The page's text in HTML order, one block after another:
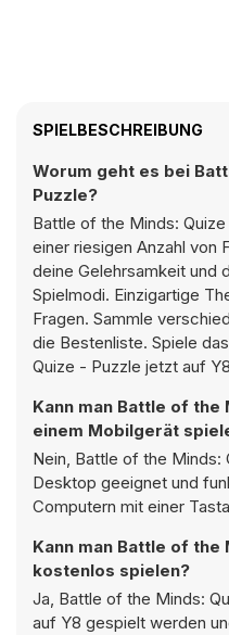
SPIELBESCHREIBUNG
Worum geht es bei
Puzzle?
Battle of the Minds:
einer riesigen Anzahl von
deine Gelehrsamkeit und
Spielmodi. Einzigartige
Fragen. Sammle
die Bestenliste. Spiele
Quize - Puzzle jetzt auf
Kann man Battle of the
einem Mobilgerät
Nein, Battle of the Minds:
Desktop geeignet und
Computern mit einer
Kann man Battle of the
kostenlos spielen?
Ja, Battle of the Minds:
auf Y8 gespielt werden